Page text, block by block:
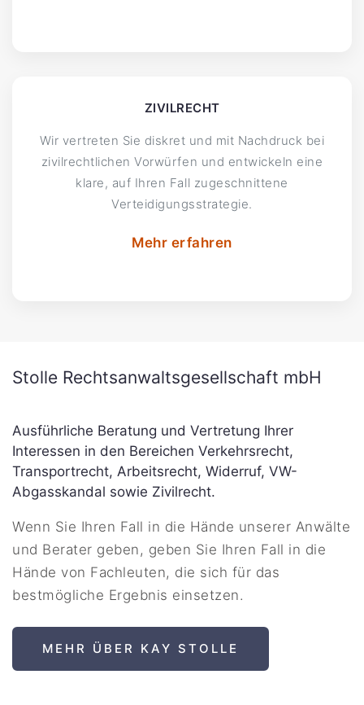
ZIVILRECHT
Wir vertreten Sie diskret und mit Nachdruck bei
zivilrechtlichen Vorwürfen und entwickeln eine
klare, auf Ihren Fall zugeschnittene
Verteidigungsstrategie.
Mehr erfahren
Stolle Rechtsanwaltsgesellschaft mbH
Ausführliche Beratung und Vertretung Ihrer
Interessen in den Bereichen Verkehrsrecht,
Transportrecht, Arbeitsrecht, Widerruf, VW-
Abgasskandal sowie Zivilrecht.
Wenn Sie Ihren Fall in die Hände unserer Anwälte
und Berater geben, geben Sie Ihren Fall in die
Hände von Fachleuten, die sich für das
bestmögliche Ergebnis einsetzen.
MEHR ÜBER KAY STOLLE